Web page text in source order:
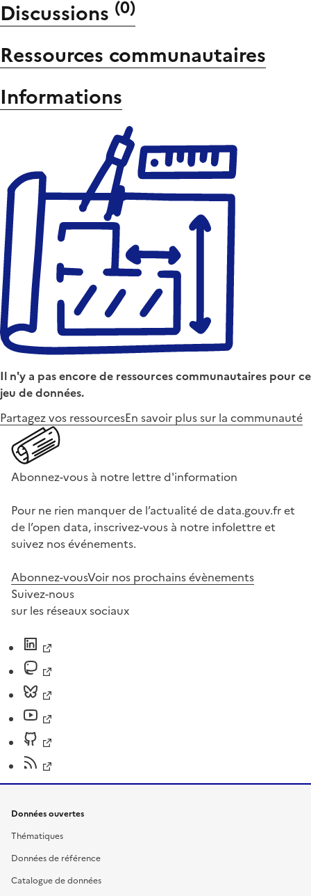
Discussions (0)
Ressources communautaires
Informations
Il n'y a pas encore de ressources communautaires pour ce
jeu de données.
Partagez vos ressourcesEn savoir plus sur la communauté
Abonnez-vous à notre lettre d'information
Pour ne rien manquer de l’actualité de data.gouv.fr et
de l’open data, inscrivez-vous à notre infolettre et
suivez nos événements.
Abonnez-vousVoir nos prochains évènements
Suivez-nous
sur les réseaux sociaux
Données ouvertes
Thématiques
Données de référence
Catalogue de données